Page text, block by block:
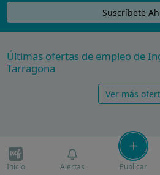
Suscríbete
Últimas ofertas de empleo de
Tarragona
Ver más
Inicio Alertas Publicar